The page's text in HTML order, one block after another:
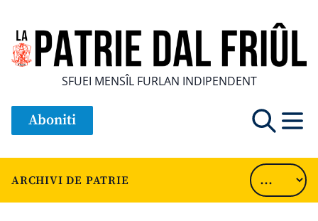
SFUEI MENSÎL FURLAN INDIPENDENT
Aboniti
ARCHIVI DE PATRIE